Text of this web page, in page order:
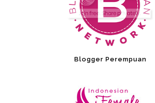
Blogger Perempuan